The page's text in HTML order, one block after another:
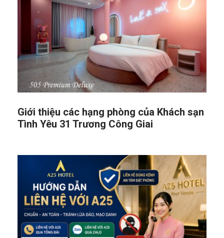
Giới thiệu các hạng phòng của Khách sạn
Tình Yêu 31 Trương Công Giai